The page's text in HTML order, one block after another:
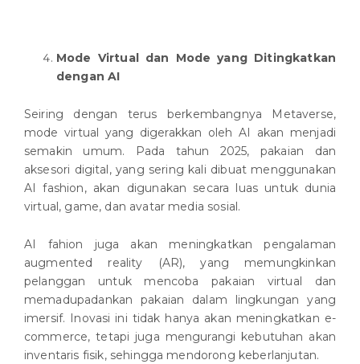
Mode Virtual dan Mode yang Ditingkatkan
dengan AI
Seiring dengan terus berkembangnya Metaverse,
mode virtual yang digerakkan oleh AI akan menjadi
semakin umum. Pada tahun 2025, pakaian dan
aksesori digital, yang sering kali dibuat menggunakan
AI fashion, akan digunakan secara luas untuk dunia
virtual, game, dan avatar media sosial.
AI fahion juga akan meningkatkan pengalaman
augmented reality (AR), yang memungkinkan
pelanggan untuk mencoba pakaian virtual dan
memadupadankan pakaian dalam lingkungan yang
imersif. Inovasi ini tidak hanya akan meningkatkan e-
commerce, tetapi juga mengurangi kebutuhan akan
inventaris fisik, sehingga mendorong keberlanjutan.